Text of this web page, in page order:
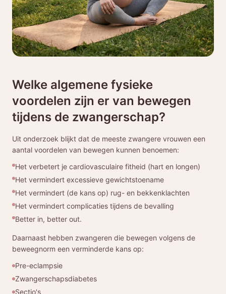
Welke algemene fysieke
voordelen zijn er van bewegen
tijdens de zwangerschap?
Uit onderzoek blijkt dat de meeste zwangere vrouwen een
aantal voordelen van bewegen kunnen benoemen:
Het verbetert je cardiovasculaire fitheid (hart en longen)
Het vermindert excessieve gewichtstoename
Het vermindert (de kans op) rug- en bekkenklachten
Het vermindert complicaties tijdens de bevalling
Better in, better out.
Daarnaast hebben zwangeren die bewegen volgens de
beweegnorm een verminderde kans op:
Pre-eclampsie
Zwangerschapsdiabetes
Sectio's